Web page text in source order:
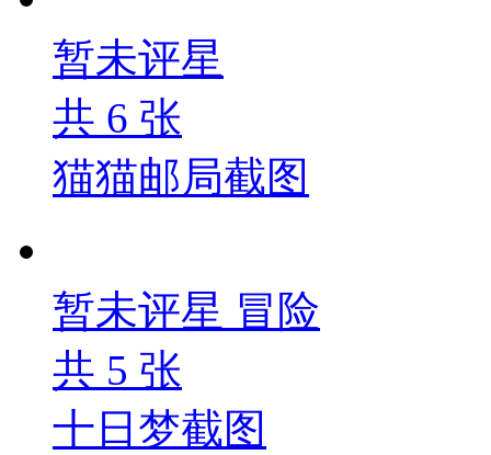
暂未评星
共 6 张
猫猫邮局截图
暂未评星 冒险
共 5 张
十日梦截图